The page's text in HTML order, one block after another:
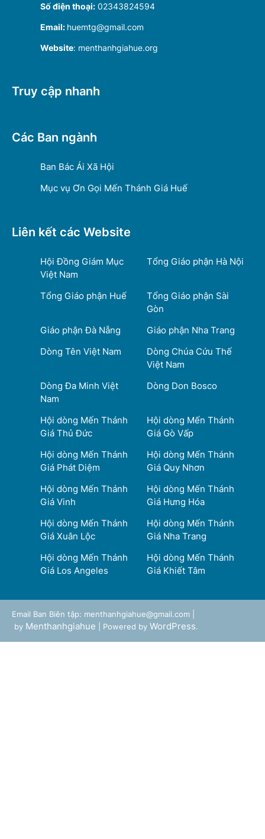
Số điện thoại: 02343824594
Email: huemtg@gmail.com
Website: menthanhgiahue.org
Truy cập nhanh
Các Ban ngành
Ban Bác Ái Xã Hội
Mục vụ Ơn Gọi Mến Thánh Giá Huế
Liên kết các Website
Hội Đồng Giám Mục
Việt Nam
Tổng Giáo phận Hà Nội
Tổng Giáo phận Huế
Tổng Giáo phận Sài
Gòn
Giáo phận Đà Nẵng
Giáo phận Nha Trang
Dòng Tên Việt Nam
Dòng Chúa Cứu Thế
Việt Nam
Dòng Đa Minh Việt
Nam
Dòng Don Bosco
Hội dòng Mến Thánh
Giá Thủ Đức
Hội dòng Mến Thánh
Giá Gò Vấp
Hội dòng Mến Thánh
Giá Phát Diệm
Hội dòng Mến Thánh
Giá Quy Nhơn
Hội dòng Mến Thánh
Giá Vinh
Hội dòng Mến Thánh
Giá Hưng Hóa
Hội dòng Mến Thánh
Giá Xuân Lộc
Hội dòng Mến Thánh
Giá Nha Trang
Hội dòng Mến Thánh
Giá Los Angeles
Hội dòng Mến Thánh
Giá Khiết Tâm
Email Ban Biên tập: menthanhgiahue@gmail.com |
by Menthanhgiahue | Powered by WordPress.